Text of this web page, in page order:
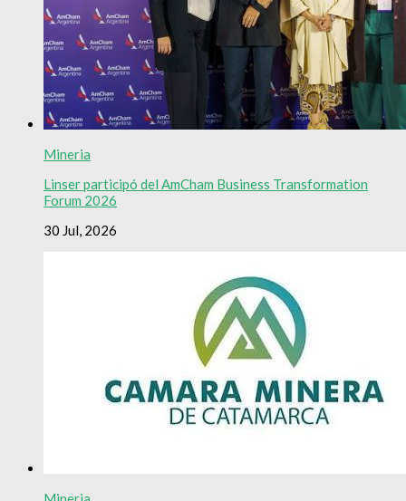
Mineria
Linser participó del AmCham Business Transformation
Forum 2026
30 Jul, 2026